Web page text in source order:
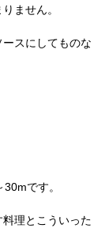
ません。
スにしてものな
です。
理とこういった